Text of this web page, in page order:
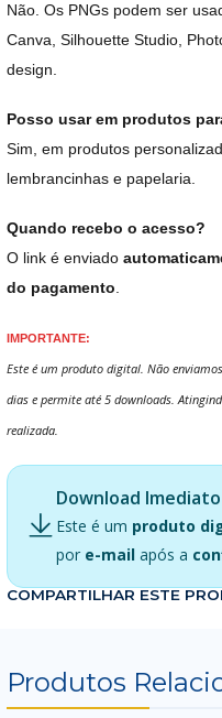
Não. Os PNGs podem ser
Canva, Silhouette Studio,
design.
Posso usar em produtos
Sim, em produtos
lembrancinhas e papelaria.
Quando recebo o acesso?
O link é enviado
do pagamento
IMPORTANTE:
Este é um produto digital. Não
dias e permite até 5 downloads.
realizada.
Download Imediato
Este é um produto
por e-mail após a
COMPARTILHAR ESTE
Produtos